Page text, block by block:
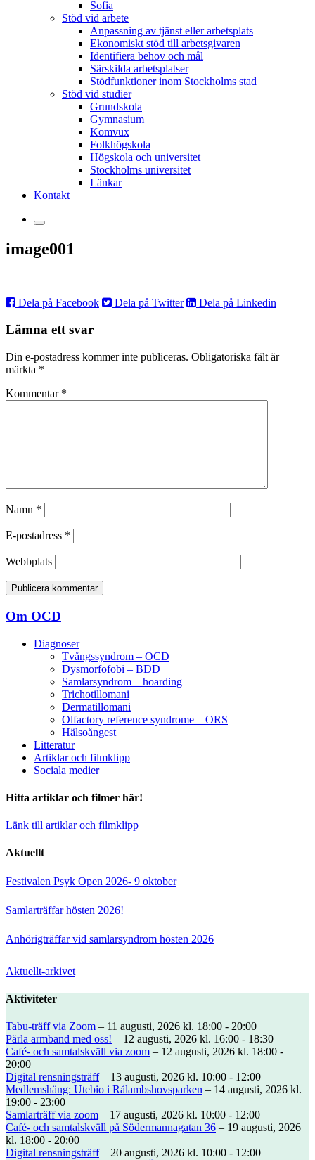
Sofia
Stöd vid arbete
Anpassning av tjänst eller arbetsplats
Ekonomiskt stöd till arbetsgivaren
Identifiera behov och mål
Särskilda arbetsplatser
Stödfunktioner inom Stockholms stad
Stöd vid studier
Grundskola
Gymnasium
Komvux
Folkhögskola
Högskola och universitet
Stockholms universitet
Länkar
Kontakt
image001
Dela på Facebook Dela på Twitter Dela på Linkedin
Lämna ett svar
Din e-postadress kommer inte publiceras. Obligatoriska fält är
märkta *
Kommentar *
Namn *
E-postadress *
Webbplats
Om OCD
Diagnoser
Tvångssyndrom – OCD
Dysmorfofobi – BDD
Samlarsyndrom – hoarding
Trichotillomani
Dermatillomani
Olfactory reference syndrome – ORS
Hälsoångest
Litteratur
Artiklar och filmklipp
Sociala medier
Hitta artiklar och filmer här!
Länk till artiklar och filmklipp
Aktuellt
Festivalen Psyk Open 2026- 9 oktober
Samlarträffar hösten 2026!
Anhörigträffar vid samlarsyndrom hösten 2026
Aktuellt-arkivet
Aktiviteter
Tabu-träff via Zoom – 11 augusti, 2026 kl. 18:00 - 20:00
Pärla armband med oss! – 12 augusti, 2026 kl. 16:00 - 18:30
Café- och samtalskväll via zoom – 12 augusti, 2026 kl. 18:00 -
20:00
Digital rensningsträff– 13 augusti, 2026 kl. 10:00 - 12:00
Medlemshäng: Utebio i Rålambshovsparken – 14 augusti, 2026 kl.
19:00 - 23:00
Samlarträff via zoom – 17 augusti, 2026 kl. 10:00 - 12:00
Café- och samtalskväll på Södermannagatan 36 – 19 augusti, 2026
kl. 18:00 - 20:00
Digital rensningsträff– 20 augusti, 2026 kl. 10:00 - 12:00